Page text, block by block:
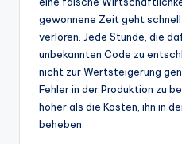
gewonnene Zeit geht
verloren. Jede Stunde, die
unbekannten Code zu
nicht zur Wertsteigerung
Fehler in der Produktion zu
höher als die Kosten, ihn in
beheben.